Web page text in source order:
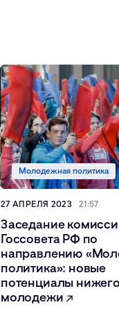
Заседание
Госсовета РФ по
направлению
политика»: новые
потенциалы
молодежи
Молодежная политика
27 АПРЕЛЯ 2023 21:57